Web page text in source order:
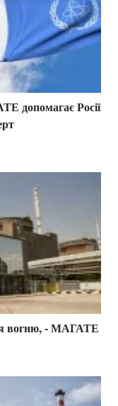
допомагає Росії
вогню, - МАГАТЕ